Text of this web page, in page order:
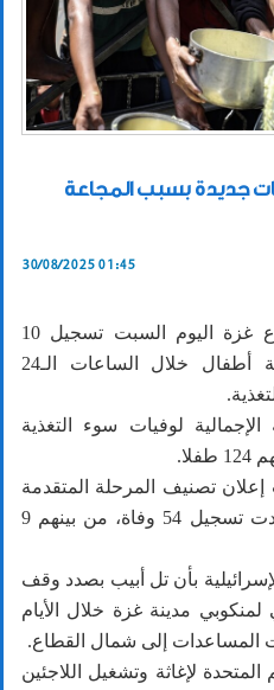
/ صحة غزة: 10 وفيات جديدة بسبب المجاعة
30/08/2025 01:45
أعلنت وزارة الصحة في قطاع غزة اليوم السبت تسجيل 10
حالات وفاة جديدة بينهم ثلاثة أطفال خلال الساعات الـ24
لوفيات سوء التغذية
تصنيف المرحلة المتقدمة
لانعدام الأمن الغذائي (ipc) شهدت تسجيل 54 وفاة، من بينهم 9
بأن تل أبيب بصدد وقف
لمنكوبي مدينة غزة خلال الأيام
المساعدات إلى شمال القطاع.
لإغاثة وتشغيل اللاجئين